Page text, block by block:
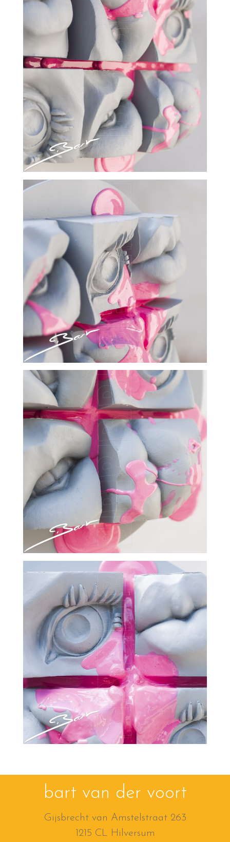
bart van der voort
Gijsbrecht van Amstelstraat 263
1215 CL Hilversum